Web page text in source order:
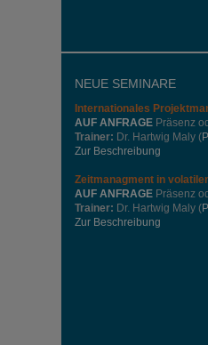
NEUE SEMINARE
Internationales
AUF ANFRAGE Präsenz
Trainer: Dr. Hartwig Maly (
Zur Beschreibung
Zeitmanagment in
AUF ANFRAGE Präsenz
Trainer: Dr. Hartwig Maly (
Zur Beschreibung